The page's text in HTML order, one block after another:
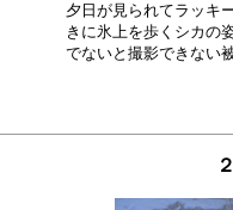
夕日が見られてラッキ
きに氷上を歩くシカの